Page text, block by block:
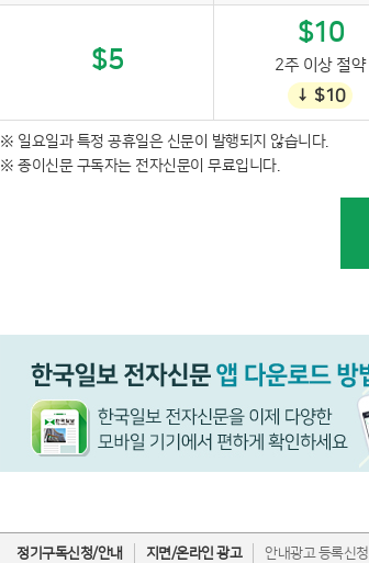
$5
$10
2주 이상 절약
↓ $10
※ 일요일과 특정 공휴일은 신문이 발행되지 않습니다.
※ 종이신문 구독자는 전자신문이 무료입니다.
정기구독신청/안내 지면/온라인 광고 안내광고 등록신청